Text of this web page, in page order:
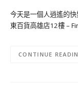
今天是一個人逍遙的
東百貨高雄店12樓 –
CONTINUE